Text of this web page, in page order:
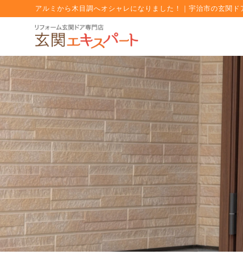
アルミから木目調へオシャレになりました！｜宇治市の玄関